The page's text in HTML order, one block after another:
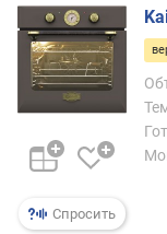
а
(
°
C
м
а
с
Спросить